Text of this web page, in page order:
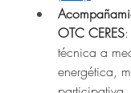
OTC CERES
técnica a
energética,